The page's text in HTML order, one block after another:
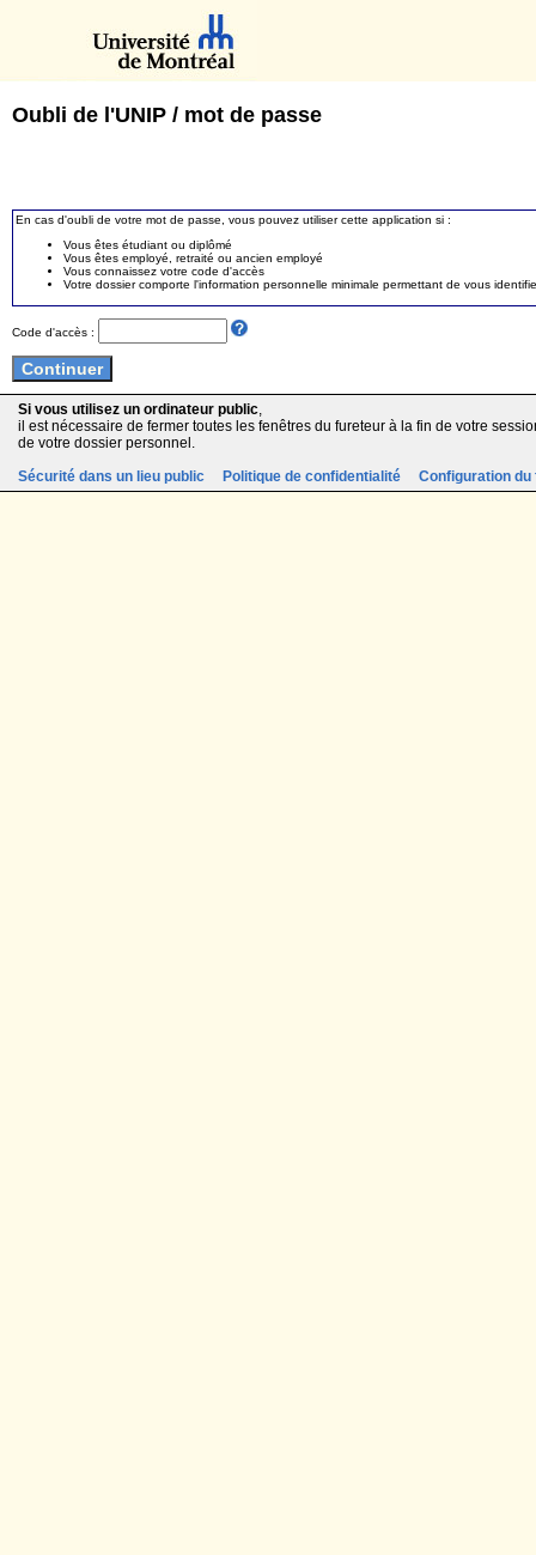
Oubli de l'UNIP / mot de passe
En cas d'oubli de votre mot de passe, vous pouvez utiliser cette application si :
Vous êtes étudiant ou diplômé
Vous êtes employé, retraité ou ancien employé
Vous connaissez votre code d'accès
Votre dossier comporte l'information personnelle minimale permettant de vous
Code d'accès :
Si vous utilisez un ordinateur public,
il est nécessaire de fermer toutes les fenêtres du fureteur à la fin de votre
de votre dossier personnel.
Sécurité dans un lieu public
Politique de confidentialité Configuration du